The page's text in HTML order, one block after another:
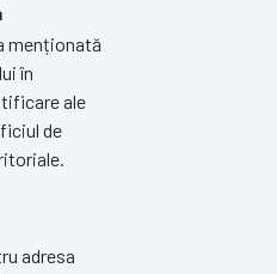
menționată
în
ale
de
adresa